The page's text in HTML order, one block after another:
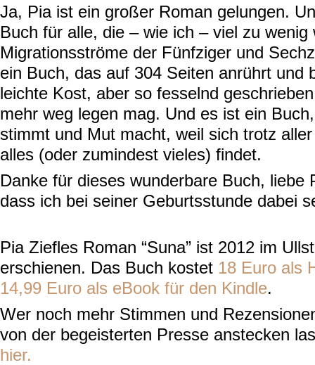
Ja, Pia ist ein großer Roman gelungen.
Buch für alle, die – wie ich – viel zu wenig
Migrationsströme der Fünfziger und
ein Buch, das auf 304 Seiten anrührt und
leichte Kost, aber so fesselnd
mehr weg legen mag. Und es ist ein
stimmt und Mut macht, weil sich trotz
alles (oder zumindest vieles) findet.
Danke für dieses wunderbare Buch, liebe
dass ich bei seiner Geburtsstunde dabei
Pia Ziefles Roman “Suna” ist 2012 im
erschienen. Das Buch kostet 18 Euro als
14,99 Euro als eBook für den Kindle.
Wer noch mehr Stimmen und
von der begeisterten Presse anstecken
hier.